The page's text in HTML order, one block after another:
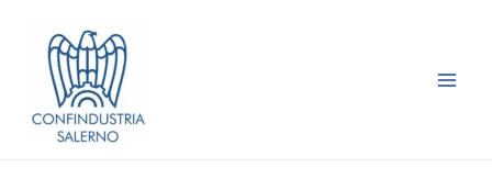
contenuto
articoli